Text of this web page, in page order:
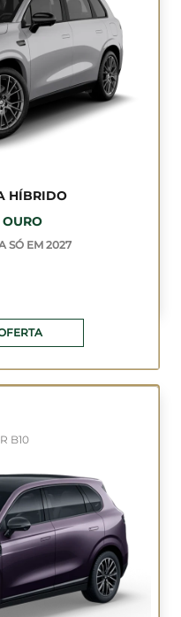
HÍBRIDO
SÓ EM 2027
B10